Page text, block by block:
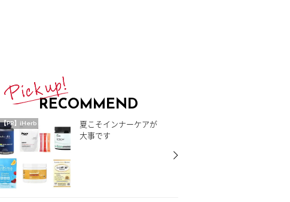
RECOMMEND
【PR】iHerb
夏こそインナーケアが
大事です